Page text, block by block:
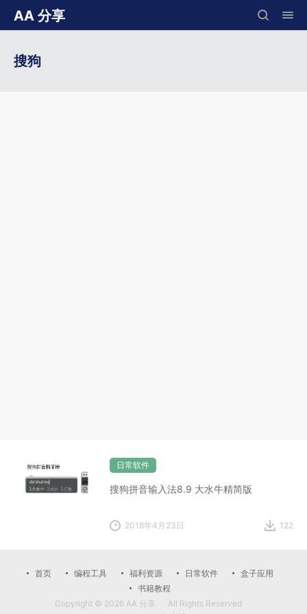
AA 分享
搜狗
日常软件
搜狗拼音输入法8.9 大水牛精简版
2018年4月23日 122
首页 编程工具 福利资源 日常软件
盒子应用
书籍教程
Copyright © 2026 AA 分享
All Rights Reserved